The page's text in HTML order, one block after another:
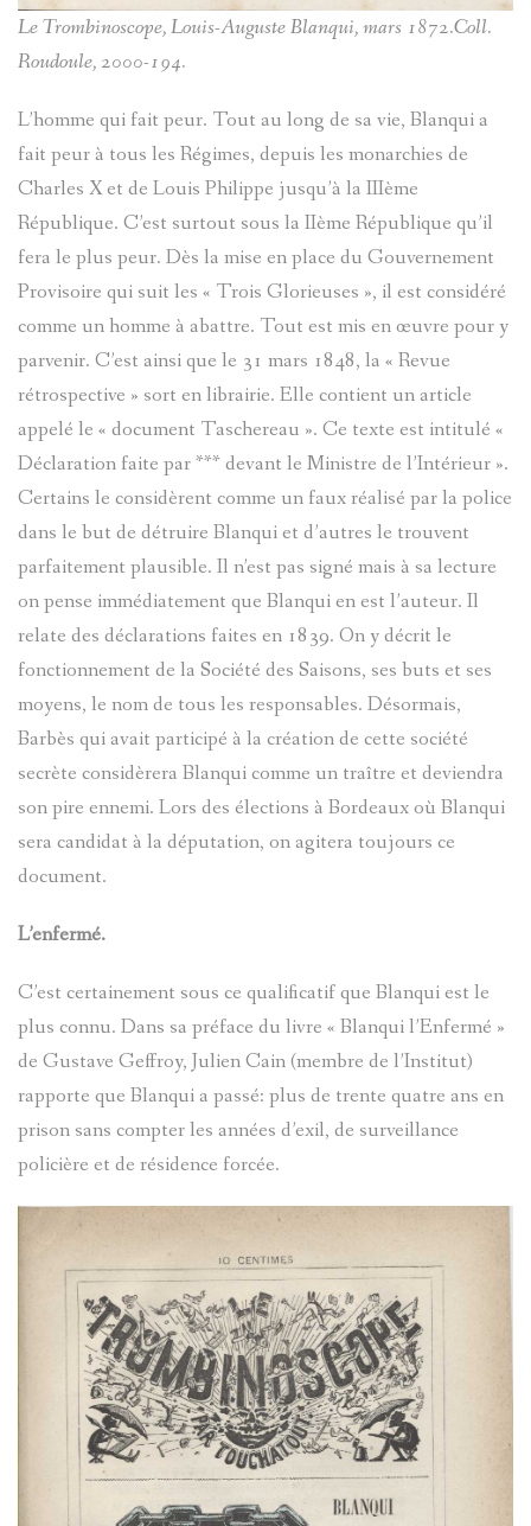
Le Trombinoscope, Louis-Auguste Blanqui, mars 1872.Coll.
Roudoule, 2000-194.
L’homme qui fait peur. Tout au long de sa vie, Blanqui a
fait peur à tous les Régimes, depuis les monarchies de
Charles X et de Louis Philippe jusqu’à la IIIème
République. C’est surtout sous la IIème République qu’il
fera le plus peur. Dès la mise en place du Gouvernement
Provisoire qui suit les « Trois Glorieuses », il est considéré
comme un homme à abattre. Tout est mis en œuvre pour y
parvenir. C’est ainsi que le 31 mars 1848, la « Revue
rétrospective » sort en librairie. Elle contient un article
appelé le « document Taschereau ». Ce texte est intitulé «
Déclaration faite par *** devant le Ministre de l’Intérieur ».
Certains le considèrent comme un faux réalisé par la police
dans le but de détruire Blanqui et d’autres le trouvent
parfaitement plausible. Il n’est pas signé mais à sa lecture
on pense immédiatement que Blanqui en est l’auteur. Il
relate des déclarations faites en 1839. On y décrit le
fonctionnement de la Société des Saisons, ses buts et ses
moyens, le nom de tous les responsables. Désormais,
Barbès qui avait participé à la création de cette société
secrète considèrera Blanqui comme un traître et deviendra
son pire ennemi. Lors des élections à Bordeaux où Blanqui
sera candidat à la députation, on agitera toujours ce
document.
L’enfermé.
C’est certainement sous ce qualificatif que Blanqui est le
plus connu. Dans sa préface du livre « Blanqui l’Enfermé »
de Gustave Geffroy, Julien Cain (membre de l’Institut)
rapporte que Blanqui a passé: plus de trente quatre ans en
prison sans compter les années d’exil, de surveillance
policière et de résidence forcée.